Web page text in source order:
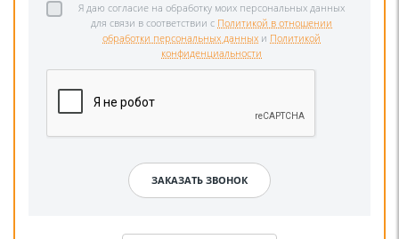
Я даю согласие на обработку моих персональных данных
для связи в соответствии с Политикой в отношении
обработки персональных данных и Политикой
конфиденциальности